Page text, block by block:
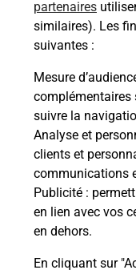
partenaires
similaires). Les
suivantes :
Mesure
complémentaires
suivre la
Analyse et
clients et
communications
Publicité :
en lien avec vos
en dehors.
En cliquant sur
Comment
modification
Comment La
à votre
Puis-je
avec La
conditions ?